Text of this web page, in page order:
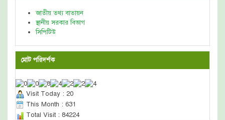
জাতীয় তথ্য বাতায়ন
স্থানীয় সরকার বিভাগ
সিপিটিউ
মোট পরিদর্শক
Visit Today : 20
This Month : 631
Total Visit : 84224